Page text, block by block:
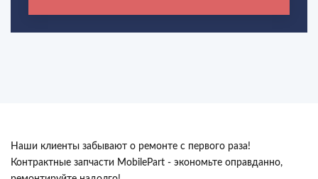
Наши клиенты забывают о ремонте с первого раза!
Контрактные запчасти MobilePart - экономьте оправданно,